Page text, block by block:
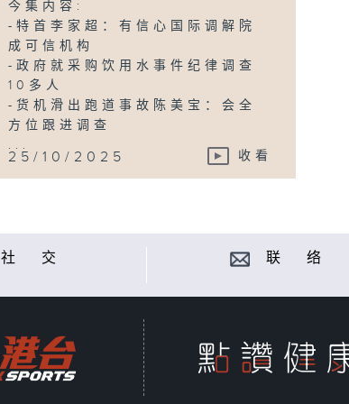
今集内容:
-特首李家超：有信心国际调解院
成可信机构
-政府就采购饮用水事件纪律调查
10多人
-货机滑出跑道事故陈美宝：会全
方位跟进调查
...
25/10/2025 收看
社 交 联 络